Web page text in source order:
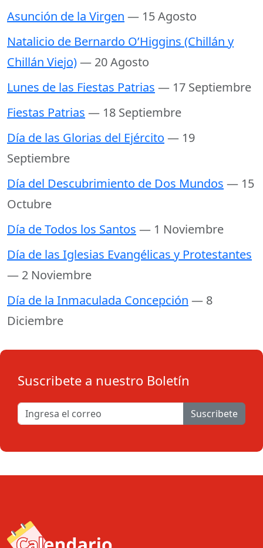
Asunción de la Virgen — 15 Agosto
Natalicio de Bernardo O’Higgins (Chillán y
Chillán Viejo)— 20 Agosto
Lunes de las Fiestas Patrias — 17 Septiembre
Fiestas Patrias — 18 Septiembre
Día de las Glorias del Ejército — 19
Septiembre
Día del Descubrimiento de Dos Mundos — 15
Octubre
Día de Todos los Santos — 1 Noviembre
Día de las Iglesias Evangélicas y Protestantes
— 2 Noviembre
Día de la Inmaculada Concepción — 8
Diciembre
Suscribete a nuestro Boletín
Suscribete